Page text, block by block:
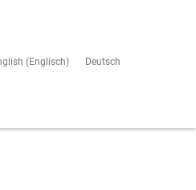
(Englisch) Deutsch